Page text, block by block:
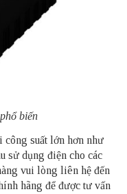
biến
công suất lớn hơn như
sử dụng điện cho các
vui lòng liên hệ đến
hãng để được tư vấn